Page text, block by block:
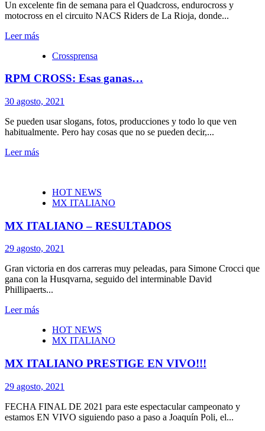
Un excelente fin de semana para el Quadcross, endurocross y
motocross en el circuito NACS Riders de La Rioja, donde...
Leer más
Crossprensa
RPM CROSS: Esas ganas…
30 agosto, 2021
Se pueden usar slogans, fotos, producciones y todo lo que ven
habitualmente. Pero hay cosas que no se pueden decir,...
Leer más
HOT NEWS
MX ITALIANO
MX ITALIANO – RESULTADOS
29 agosto, 2021
Gran victoria en dos carreras muy peleadas, para Simone Crocci que
gana con la Husqvarna, seguido del interminable David
Phillipaerts...
Leer más
HOT NEWS
MX ITALIANO
MX ITALIANO PRESTIGE EN VIVO!!!
29 agosto, 2021
FECHA FINAL DE 2021 para este espectacular campeonato y
estamos EN VIVO siguiendo paso a paso a Joaquín Poli, el...